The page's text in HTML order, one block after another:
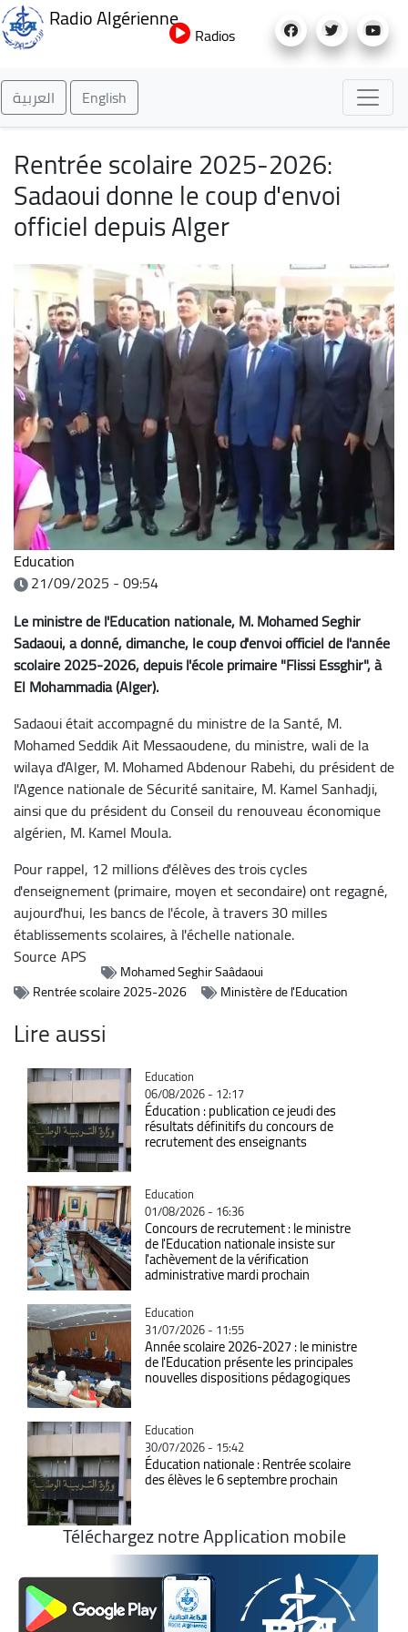
au
Radio Algérienne
Radios
العربية English
Rentrée scolaire 2025-2026:
Sadaoui donne le coup d'envoi
officiel depuis Alger
Education
21/09/2025 - 09:54
Le ministre de l'Education nationale, M. Mohamed Seghir
Sadaoui, a donné, dimanche, le coup d'envoi officiel de l'année
scolaire 2025-2026, depuis l'école primaire "Flissi Essghir", à
El Mohammadia (Alger).
Sadaoui était accompagné du ministre de la Santé, M.
Mohamed Seddik Ait Messaoudene, du ministre, wali de la
wilaya d'Alger, M. Mohamed Abdenour Rabehi, du président de
l'Agence nationale de Sécurité sanitaire, M. Kamel Sanhadji,
ainsi que du président du Conseil du renouveau économique
algérien, M. Kamel Moula.
Pour rappel, 12 millions d'élèves des trois cycles
d'enseignement (primaire, moyen et secondaire) ont regagné,
aujourd'hui, les bancs de l'école, à travers 30 milles
établissements scolaires, à l'échelle nationale.
SourceAPS
Mohamed Seghir Saâdaoui
Rentrée scolaire 2025-2026
Ministère de l'Education
Lire aussi
Catégorie
Education
06/08/2026 - 12:17
Éducation : publication ce jeudi des
résultats définitifs du concours de
recrutement des enseignants
Catégorie
Education
01/08/2026 - 16:36
Concours de recrutement : le ministre
de l'Education nationale insiste sur
l'achèvement de la vérification
administrative mardi prochain
Catégorie
Education
31/07/2026 - 11:55
Année scolaire 2026-2027 : le ministre
de l'Education présente les principales
nouvelles dispositions pédagogiques
Catégorie
Education
30/07/2026 - 15:42
Éducation nationale : Rentrée scolaire
des élèves le 6 septembre prochain
Téléchargez notre Application mobile